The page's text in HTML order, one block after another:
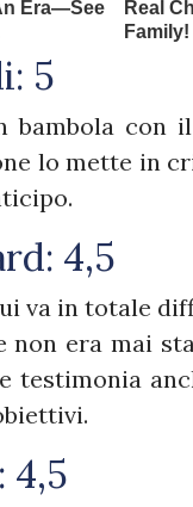
5
bambola con
lo mette in
4,5
va in totale
non era mai
testimonia
4,5